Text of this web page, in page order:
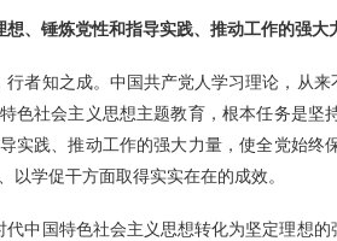
想、锤炼党性和指导实践、推动工作的强大
行者知之成。中国共产党人学习理论，从
色社会主义思想主题教育，根本任务是
实践、推动工作的强大力量，使全党始
以学促干方面取得实实在在的成效。
代中国特色社会主义思想转化为坚定理想